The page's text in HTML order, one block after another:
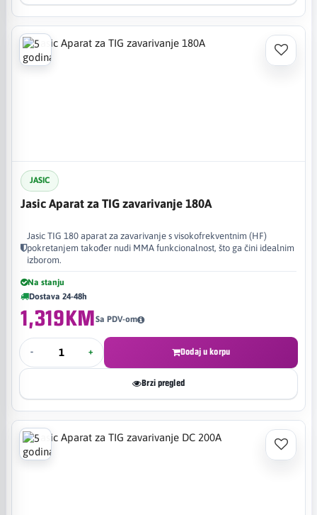
JASIC
Jasic Aparat za TIG zavarivanje 180A
Jasic TIG 180 aparat za zavarivanje s visokofrekventnim (HF)
pokretanjem također nudi MMA funkcionalnost, što ga čini idealnim
izborom.
Na stanju
Dostava 24-48h
1,319KMSa PDV-om
- + Dodaj u korpu
Brzi pregled